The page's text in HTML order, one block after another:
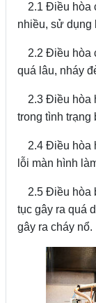
2.1 Điều hòa
nhiều, sử dụng
2.2 Điều hòa
quá lâu, nháy
2.3 Điều hòa
trong tình trạng
2.4 Điều hòa
lỗi màn hình
2.5 Điều hòa
tục gây ra quá
gây ra cháy nổ.